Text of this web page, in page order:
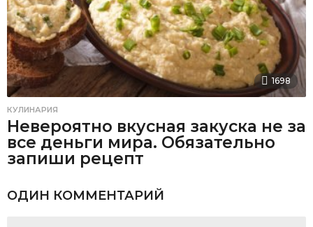
1698
КУЛИНАРИЯ
Невероятно вкусная закуска не за
все деньги мира. Обязательно
запиши рецепт
ОДИН КОММЕНТАРИЙ